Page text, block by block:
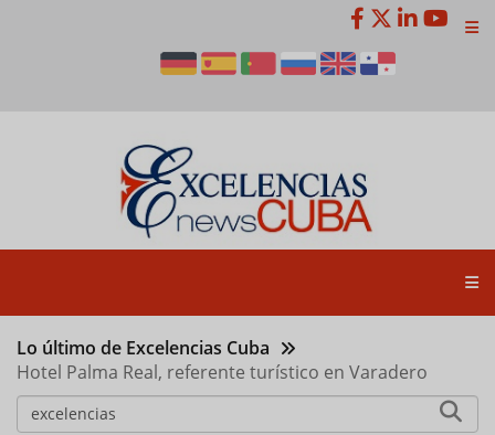
Lo último de Excelencias Cuba
Hotel Palma Real, referente turístico en Varadero